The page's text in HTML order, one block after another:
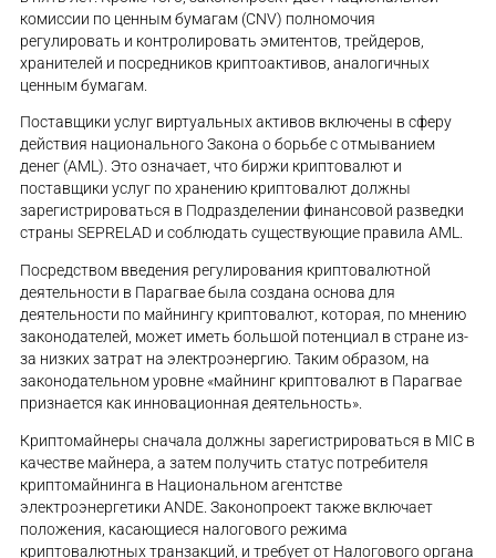
комиссии по ценным бумагам (CNV) полномочия
регулировать и контролировать эмитентов, трейдеров,
хранителей и посредников криптоактивов, аналогичных
ценным бумагам.
Поставщики услуг виртуальных активов включены в сферу
действия национального Закона о борьбе с отмыванием
денег (AML). Это означает, что биржи криптовалют и
поставщики услуг по хранению криптовалют должны
зарегистрироваться в Подразделении финансовой разведки
страны SEPRELAD и соблюдать существующие правила AML.
Посредством введения регулирования криптовалютной
деятельности в Парагвае была создана основа для
деятельности по майнингу криптовалют, которая, по мнению
законодателей, может иметь большой потенциал в стране из-
за низких затрат на электроэнергию. Таким образом, на
законодательном уровне «майнинг криптовалют в Парагвае
признается как инновационная деятельность».
Криптомайнеры сначала должны зарегистрироваться в MIC в
качестве майнера, а затем получить статус потребителя
криптомайнинга в Национальном агентстве
электроэнергетики ANDE. Законопроект также включает
положения, касающиеся налогового режима
криптовалютных транзакций, и требует от Налогового органа